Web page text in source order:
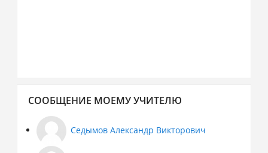
Сообщение
учителю
СООБЩЕНИЕ МОЕМУ УЧИТЕЛЮ
Седымов Александр Викторович